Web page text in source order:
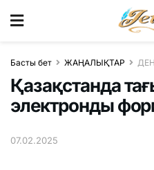
Басты бет ЖАҢАЛЫҚТАР
Қазақстанда
электронды
07.02.2025